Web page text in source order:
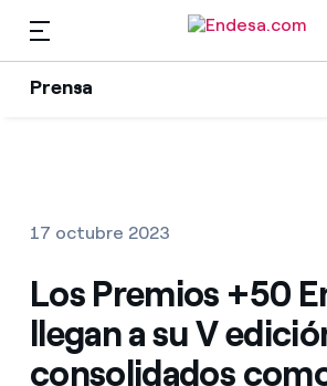
Prensa
Prensa
Encuentra la tarifa que más te
Recursos
Colecciones
17 octubre 2023
Los Premios +50
llegan a su V
consolidados